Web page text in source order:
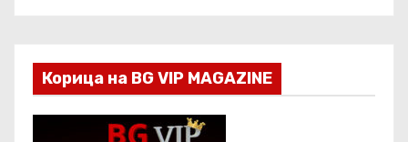
Корица на BG VIP MAGAZINE